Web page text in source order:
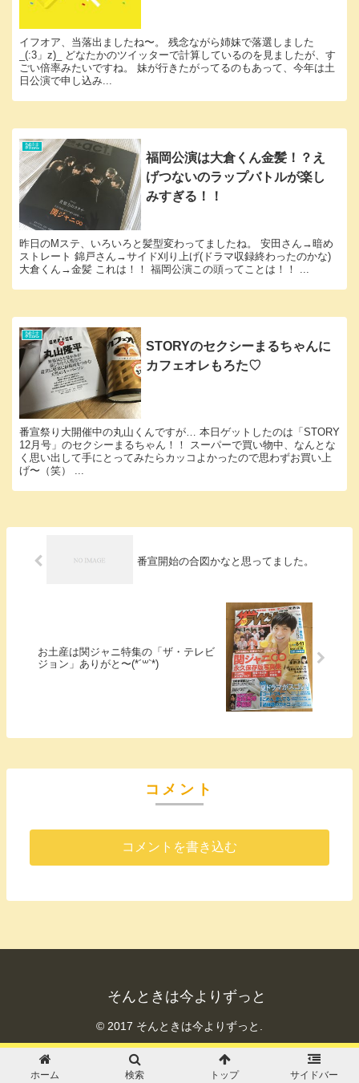
イフオア、当落出ましたね〜。 残念ながら姉妹で落選しました
_(:3」z)_ どなたかのツイッターで計算しているのを見ましたが、す
ごい倍率みたいですね。 妹が行きたがってるのもあって、今年は土
日公演で申し込み...
雑誌
福岡公演は大倉くん金髪！？え
げつないのラップバトルが楽し
みすぎる！！
昨日のMステ、いろいろと髪型変わってましたね。 安田さん→暗め
ストレート 錦戸さん→サイド刈り上げ(ドラマ収録終わったのかな)
大倉くん→金髪 これは！！ 福岡公演この頭ってことは！！ ...
雑誌
STORYのセクシーまるちゃんに
カフェオレもろた♡
番宣祭り大開催中の丸山くんですが… 本日ゲットしたのは「STORY
12月号」のセクシーまるちゃん！！ スーパーで買い物中、なんとな
く思い出して手にとってみたらカッコよかったので思わずお買い上
げ〜（笑） ...
番宣開始の合図かなと思ってました。
お土産は関ジャニ特集の「ザ・テレビ
ジョン」ありがと〜(*´꒳`*)
コメント
コメントを書き込む
そんときは今よりずっと
© 2017 そんときは今よりずっと.
ホーム 検索 トップ サイドバー